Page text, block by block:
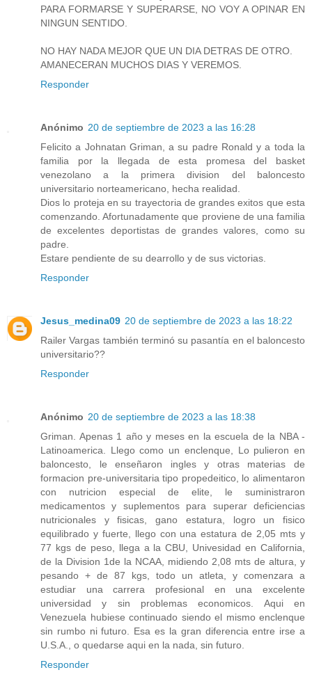
PARA FORMARSE Y SUPERARSE, NO VOY A OPINAR EN
NINGUN SENTIDO.
NO HAY NADA MEJOR QUE UN DIA DETRAS DE OTRO.
AMANECERAN MUCHOS DIAS Y VEREMOS.
Responder
Anónimo 20 de septiembre de 2023 a las 16:28
Felicito a Johnatan Griman, a su padre Ronald y a toda la
familia por la llegada de esta promesa del basket
venezolano a la primera division del baloncesto
universitario norteamericano, hecha realidad.
Dios lo proteja en su trayectoria de grandes exitos que esta
comenzando. Afortunadamente que proviene de una familia
de excelentes deportistas de grandes valores, como su
padre.
Estare pendiente de su dearrollo y de sus victorias.
Responder
Jesus_medina09 20 de septiembre de 2023 a las 18:22
Railer Vargas también terminó su pasantía en el baloncesto
universitario??
Responder
Anónimo 20 de septiembre de 2023 a las 18:38
Griman. Apenas 1 año y meses en la escuela de la NBA -
Latinoamerica. Llego como un enclenque, Lo pulieron en
baloncesto, le enseñaron ingles y otras materias de
formacion pre-universitaria tipo propedeitico, lo alimentaron
con nutricion especial de elite, le suministraron
medicamentos y suplementos para superar deficiencias
nutricionales y fisicas, gano estatura, logro un fisico
equilibrado y fuerte, llego con una estatura de 2,05 mts y
77 kgs de peso, llega a la CBU, Univesidad en California,
de la Division 1de la NCAA, midiendo 2,08 mts de altura, y
pesando + de 87 kgs, todo un atleta, y comenzara a
estudiar una carrera profesional en una excelente
universidad y sin problemas economicos. Aqui en
Venezuela hubiese continuado siendo el mismo enclenque
sin rumbo ni futuro. Esa es la gran diferencia entre irse a
U.S.A., o quedarse aqui en la nada, sin futuro.
Responder